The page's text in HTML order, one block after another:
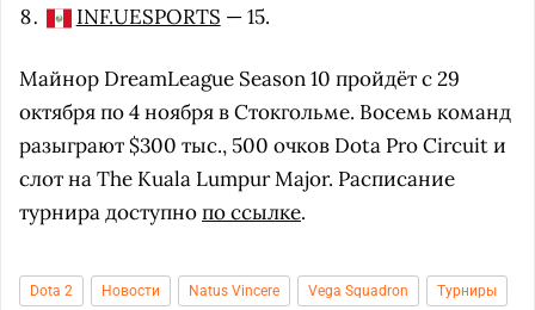
INF.UESPORTS — 15.
Майнор DreamLeague Season 10 пройдёт с 29
октября по 4 ноября в Стокгольме. Восемь команд
разыграют $300 тыс., 500 очков Dota Pro Circuit и
слот на The Kuala Lumpur Major. Расписание
турнира доступнопо ссылке.
Dota 2 Новости Natus Vincere Vega Squadron Турниры